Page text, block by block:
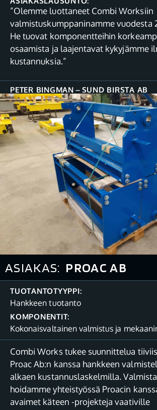
”Olemme luottaneet Combi Worksiin
valmistuskumppaninamme vuodesta
He tuovat komponentteihin
osaamista ja laajentavat kykyjämme
kustannuksia.”
PETER BINGMAN – SUND BIRSTA AB
ASIAKAS: PROAC AB
TUOTANTOTYYPPI:
Hankkeen tuotanto
KOMPONENTIT:
Kokonaisvaltainen valmistus ja
Combi Works tukee suunnittelua
Proac Ab:n kanssa hankkeen
alkaen kustannuslaskelmilla.
hoidamme yhteistyössä Proacin
avaimet käteen -projekteja vaativille